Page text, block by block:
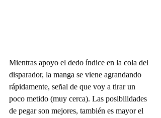
Mientras apoyo el dedo índice en la cola del
disparador, la manga se viene agrandando
rápidamente, señal de que voy a tirar un
poco metido (muy cerca). Las posibilidades
de pegar son mejores, también es mayor el